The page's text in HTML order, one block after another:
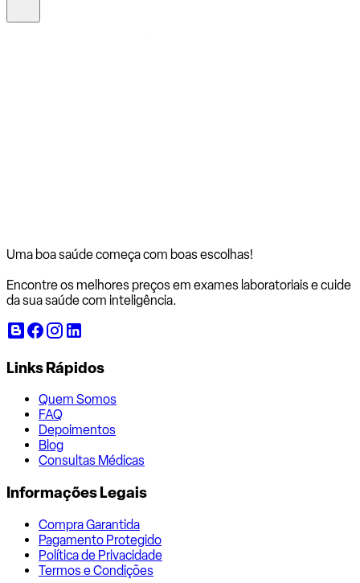
Uma boa saúde começa com boas escolhas!
Encontre os melhores preços em exames laboratoriais e cuide
da sua saúde com inteligência.
Links Rápidos
Quem Somos
FAQ
Depoimentos
Blog
Consultas Médicas
Informações Legais
Compra Garantida
Pagamento Protegido
Política de Privacidade
Termos e Condições